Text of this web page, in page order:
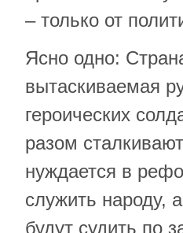
– только от
Ясно одно:
вытаскиваемая
героических
разом
нуждается в
служить народу,
будут судить по